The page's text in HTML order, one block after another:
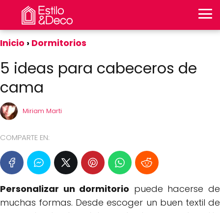
Inicio Dormitorios
5 ideas para cabeceros de
cama
Miriam Marti
COMPARTE EN:
Personalizar un dormitorio puede hacerse de
muchas formas. Desde escoger un buen textil de